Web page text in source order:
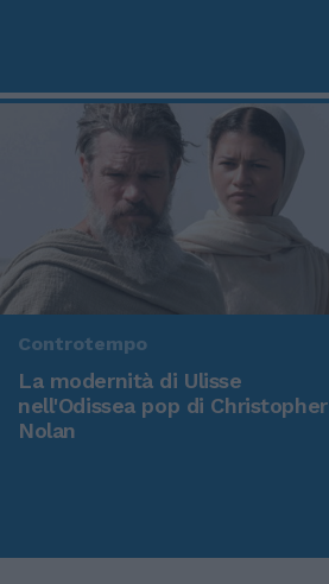
Controtempo
La modernità di Ulisse
nell'Odissea pop di Christopher
Nolan